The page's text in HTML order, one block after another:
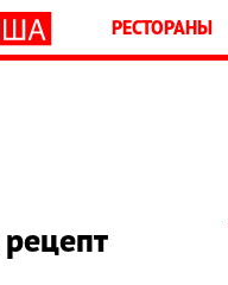
РЕСТОРАНЫ